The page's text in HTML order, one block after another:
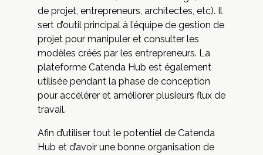
de projet, entrepreneurs, architectes, etc). Il
sert d’outil principal à l’équipe de gestion de
projet pour manipuler et consulter les
modèles créés par les entrepreneurs. La
plateforme Catenda Hub est également
utilisée pendant la phase de conception
pour accélérer et améliorer plusieurs flux de
travail.
Afin d’utiliser tout le potentiel de Catenda
Hub et d’avoir une bonne organisation de